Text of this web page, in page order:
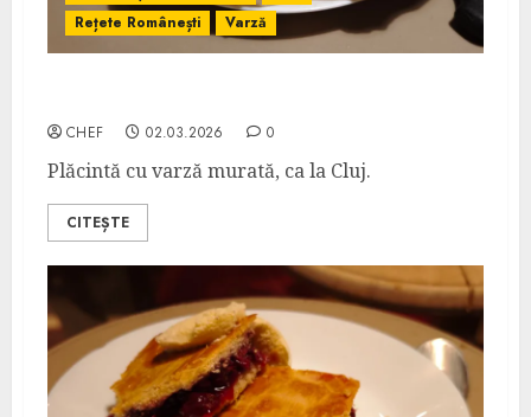
Rețete Românești
Varză
CHEF 02.03.2026 0
Plăcintă cu varză murată, ca la Cluj.
CITEȘTE